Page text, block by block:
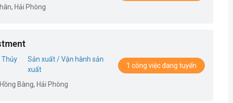
Hải Phòng
Thủy
Sản xuất / Vận hành sản
xuất
Bàng, Hải Phòng
1 công việc đang tuyển